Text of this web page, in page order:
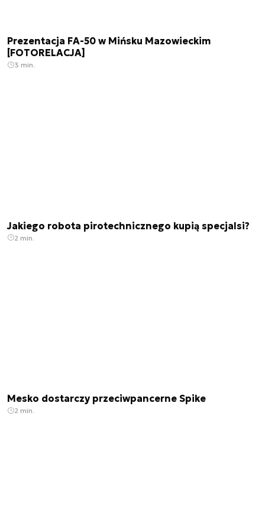
Prezentacja FA-50 w Mińsku Mazowieckim
[FOTORELACJA]
3 min.
Jakiego robota pirotechnicznego kupią specjalsi?
2 min.
Mesko dostarczy przeciwpancerne Spike
2 min.